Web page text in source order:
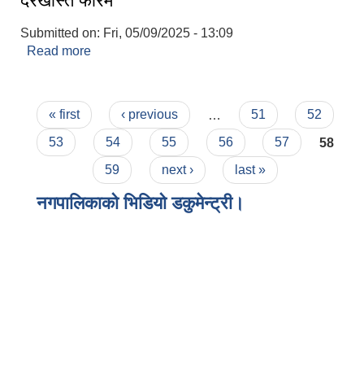
Submitted on: Fri, 05/09/2025 - 13:09
Read more
Pages
« first ‹ previous 51
52
53
54 55 56 57
58
59
next › last »
नगपालिकाको भिडियो डकुमेन्ट्री।